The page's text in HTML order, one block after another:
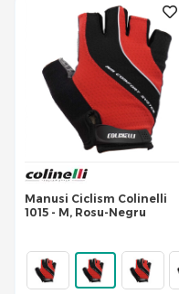
Manusi Ciclism Colinelli
1015 - M, Rosu-Negru